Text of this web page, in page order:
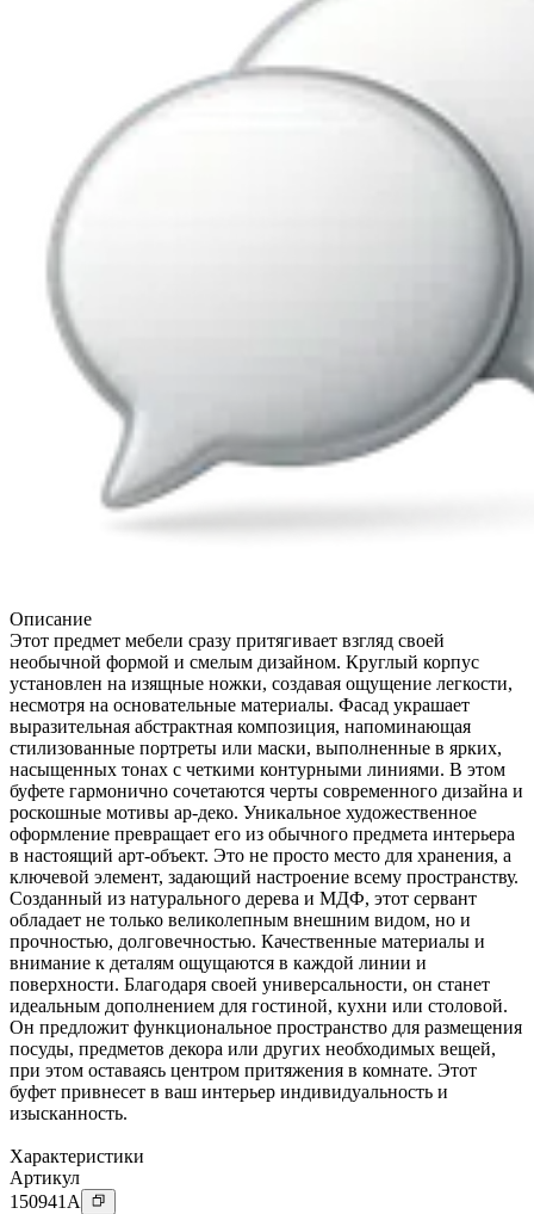
Описание
Этот предмет мебели сразу притягивает взгляд своей
необычной формой и смелым дизайном. Круглый корпус
установлен на изящные ножки, создавая ощущение легкости,
несмотря на основательные материалы. Фасад украшает
выразительная абстрактная композиция, напоминающая
стилизованные портреты или маски, выполненные в ярких,
насыщенных тонах с четкими контурными линиями. В этом
буфете гармонично сочетаются черты современного дизайна и
роскошные мотивы ар-деко. Уникальное художественное
оформление превращает его из обычного предмета интерьера
в настоящий арт-объект. Это не просто место для хранения, а
ключевой элемент, задающий настроение всему пространству.
Созданный из натурального дерева и МДФ, этот сервант
обладает не только великолепным внешним видом, но и
прочностью, долговечностью. Качественные материалы и
внимание к деталям ощущаются в каждой линии и
поверхности. Благодаря своей универсальности, он станет
идеальным дополнением для гостиной, кухни или столовой.
Он предложит функциональное пространство для размещения
посуды, предметов декора или других необходимых вещей,
при этом оставаясь центром притяжения в комнате. Этот
буфет привнесет в ваш интерьер индивидуальность и
изысканность.
Характеристики
Артикул
150941 A